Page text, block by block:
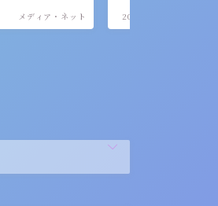
メディア・ネット 2023.06.20